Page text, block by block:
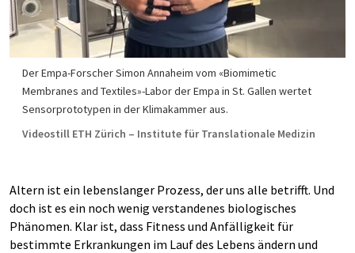
Der Empa-Forscher Simon Annaheim vom «Biomimetic
Membranes and Textiles»-Labor der Empa in St. Gallen wertet
Sensorprototypen in der Klimakammer aus.
Videostill ETH Zürich – Institute für Translationale Medizin
Altern ist ein lebenslanger Prozess, der uns alle betrifft. Und
doch ist es ein noch wenig verstandenes biologisches
Phänomen. Klar ist, dass Fitness und Anfälligkeit für
bestimmte Erkrankungen im Lauf des Lebens ändern und